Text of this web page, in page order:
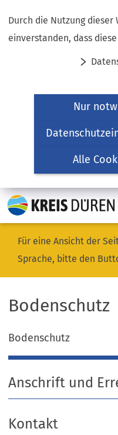
Durch die Nutzung
einverstanden, dass
Nur
Alle
Inhalt anspringen
Für eine Ansicht der
Sprache, bitte den
Bodenschutz
Bodenschutz
Anschrift und
Kontakt